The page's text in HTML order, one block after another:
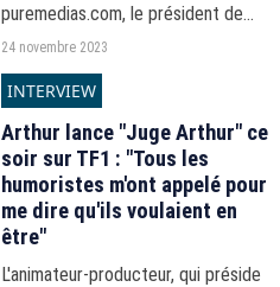
puremedias.com, le président de
Satisfaction a répondu aux
dont sa filiale Ah! Production est
productrice exécutive.
24 novembre 2023
INTERVIEW
Arthur lance "Juge Arthur" ce
soir sur TF1 : "Tous les
humoristes m'ont appelé pour
me dire qu'ils voulaient en
être"
L'animateur-producteur, qui préside